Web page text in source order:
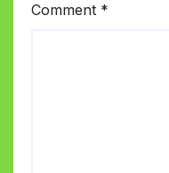
Comment *